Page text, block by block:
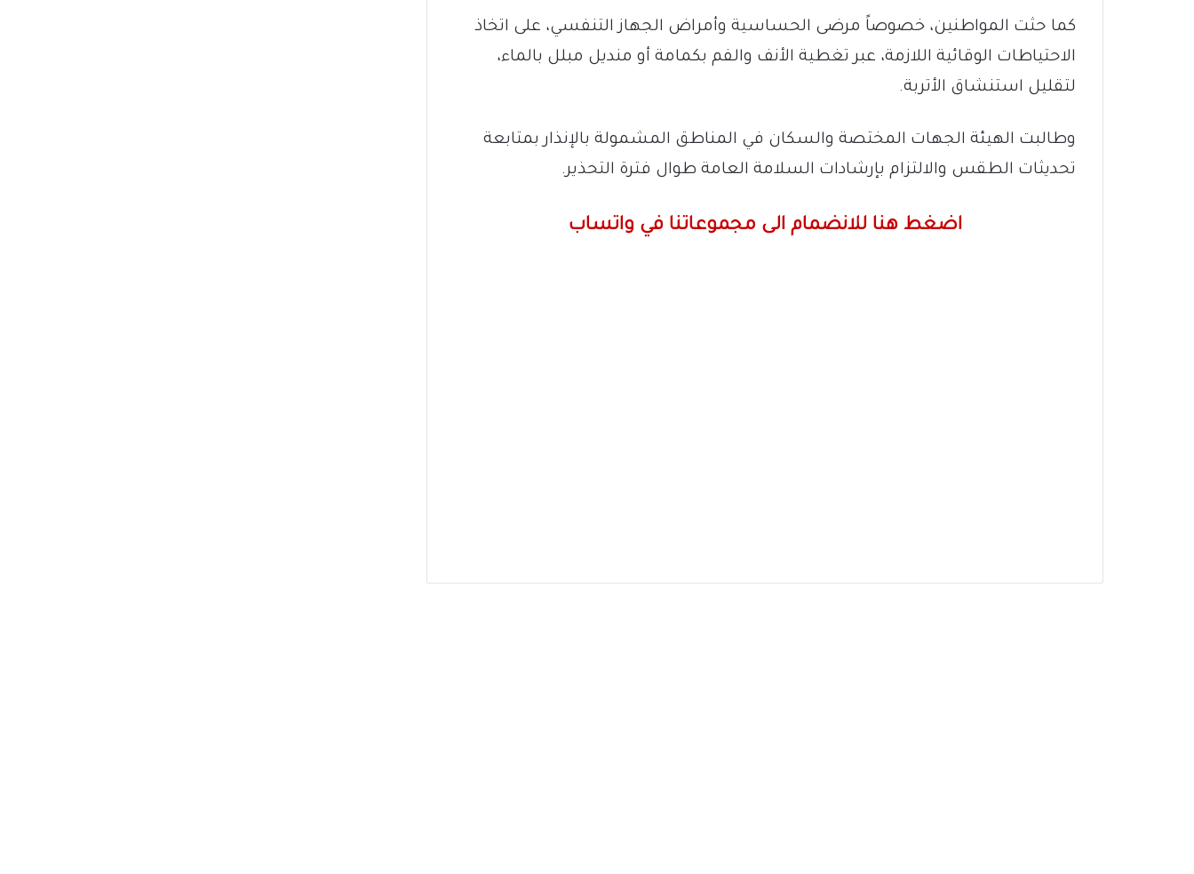
كما حثت المواطنين، خصوصاً مرضى الحساسية وأمراض الجهاز التنفسي، على اتخاذ
الاحتياطات الوقائية اللازمة، عبر تغطية الأنف والفم بكمامة أو منديل مبلل بالماء،
لتقليل استنشاق الأتربة.
وطالبت الهيئة الجهات المختصة والسكان في المناطق المشمولة بالإنذار بمتابعة
تحديثات الطقس والالتزام بإرشادات السلامة العامة طوال فترة التحذير.
اضغط هنا للانضمام الى مجموعاتنا في واتساب